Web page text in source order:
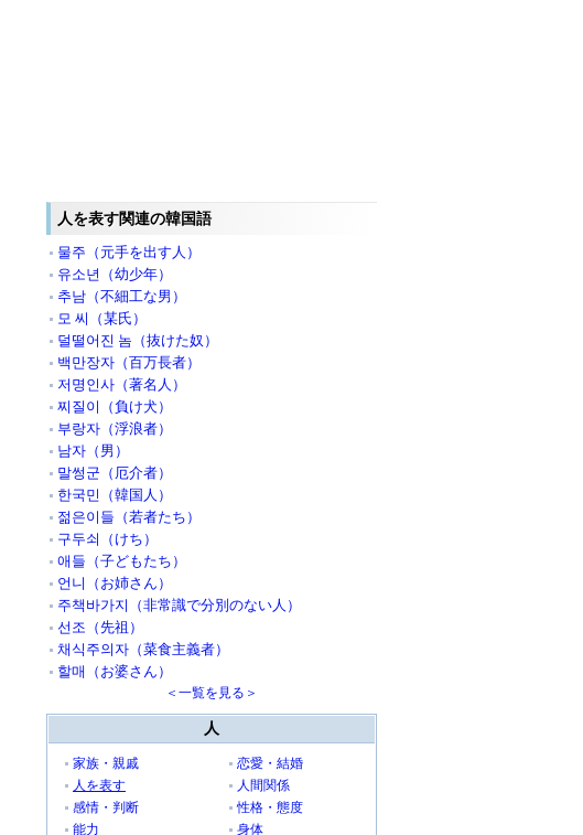
人を表す関連の韓国語
물주（元手を出す人）
유소년（幼少年）
추남（不細工な男）
모 씨（某氏）
덜떨어진 놈（抜けた奴）
백만장자（百万長者）
저명인사（著名人）
찌질이（負け犬）
부랑자（浮浪者）
남자（男）
말썽군（厄介者）
한국민（韓国人）
젊은이들（若者たち）
구두쇠（けち）
애들（子どもたち）
언니（お姉さん）
주책바가지（非常識で分別のない人）
선조（先祖）
채식주의자（菜食主義者）
할매（お婆さん）
＜一覧を見る＞
人
家族・親戚
恋愛・結婚
人を表す
人間関係
感情・判断
性格・態度
能力
身体